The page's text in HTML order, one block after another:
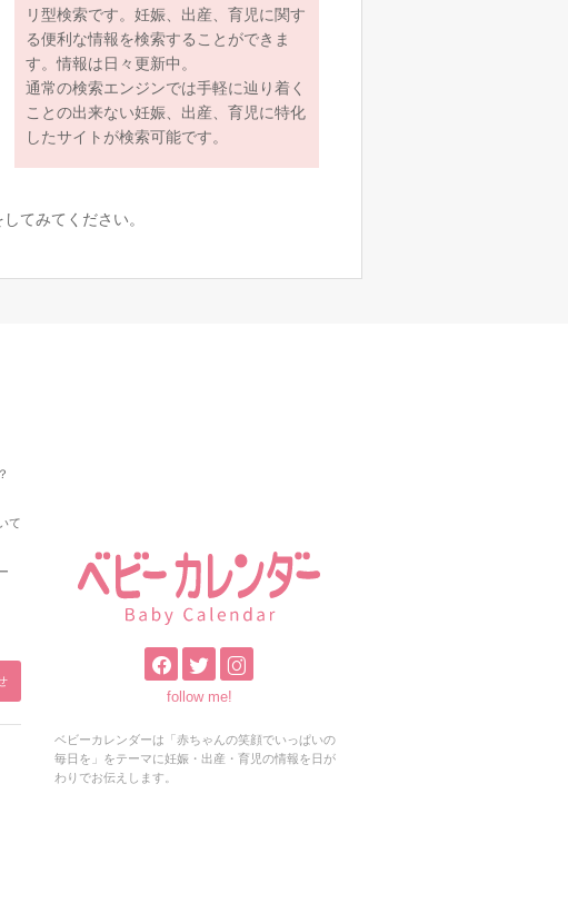
リ型検索です。妊娠、出産、育児に関す
る便利な情報を検索することができま
す。情報は日々更新中。
通常の検索エンジンでは手軽に辿り着く
ことの出来ない妊娠、出産、育児に特化
したサイトが検索可能です。
てみてください。
て
follow me!
ベビーカレンダーは「赤ちゃんの笑顔でいっぱいの
毎日を」をテーマに妊娠・出産・育児の情報を日が
わりでお伝えします。